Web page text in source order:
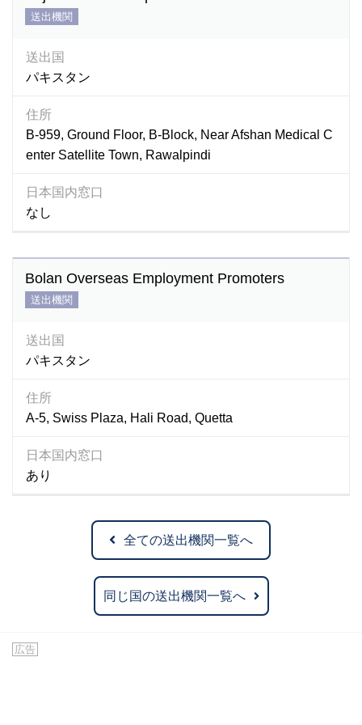
送出機関
送出国
パキスタン
住所
B-959, Ground Floor, B-Block, Near Afshan Medical C
enter Satellite Town, Rawalpindi
日本国内窓口
なし
Bolan Overseas Employment Promoters
送出機関
送出国
パキスタン
住所
A-5, Swiss Plaza, Hali Road, Quetta
日本国内窓口
あり
全ての送出機関一覧へ
同じ国の送出機関一覧へ
広告